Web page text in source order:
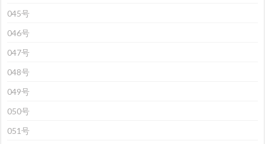
045号
046号
047号
048号
049号
050号
051号